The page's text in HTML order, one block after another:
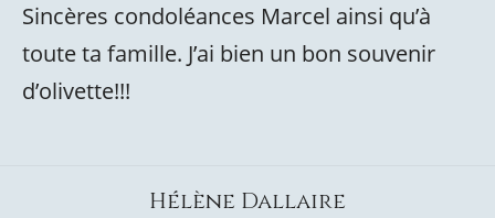
Sincères condoléances Marcel ainsi qu’à
toute ta famille. J’ai bien un bon souvenir
d’olivette!!!
Hélène Dallaire